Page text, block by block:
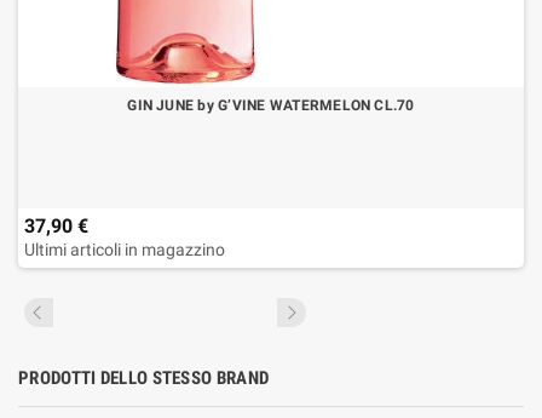
GIN JUNE by G’VINE WATERMELON CL.70
37,90 €
Ultimi articoli in magazzino
PRODOTTI DELLO STESSO BRAND